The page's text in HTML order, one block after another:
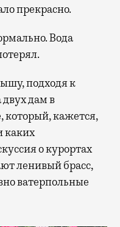
прекрасно.
Вода
подходя к
двух дам в
кажется,
каких
о курортах
ленивый брасс,
ватерпольные